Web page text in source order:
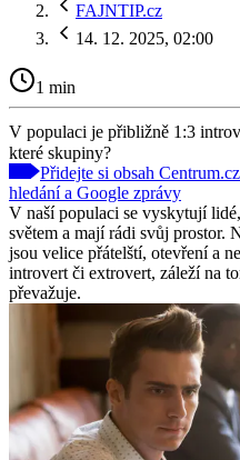
FAJNTIP.cz
14. 12. 2025, 02:00
1 min
V populaci je přibližně 1:3
které skupiny?
Přidejte si obsah
hledání a Google zprávy
V naší populaci se vyskytují
světem a mají rádi svůj prostor.
jsou velice přátelští, otevření a
introvert či extrovert, záleží na
převažuje.